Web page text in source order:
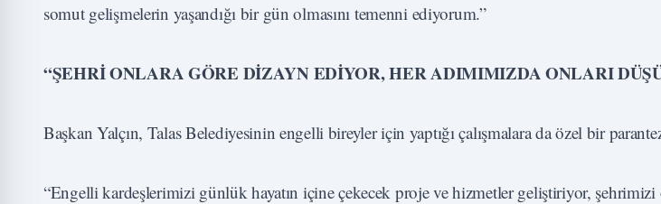
somut gelişmelerin yaşandığı bir gün olmasını temenni ediyorum.”
“ŞEHRİ ONLARA GÖRE DİZAYN EDİYOR, HER ADIMIMIZDA ONLARI
Başkan Yalçın, Talas Belediyesinin engelli bireyler için yaptığı çalışmalara da özel bir
“Engelli kardeşlerimizi günlük hayatın içine çekecek proje ve hizmetler geliştiriyor, şehrimizi